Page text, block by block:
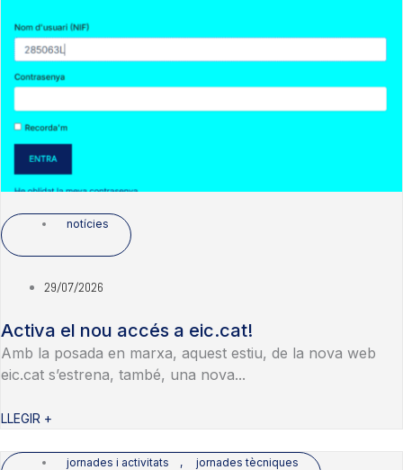
notícies
29/07/2026
Activa el nou accés a eic.cat!
Amb la posada en marxa, aquest estiu, de la nova web
eic.cat s’estrena, també, una nova...
LLEGIR +
jornades i activitats , jornades tècniques